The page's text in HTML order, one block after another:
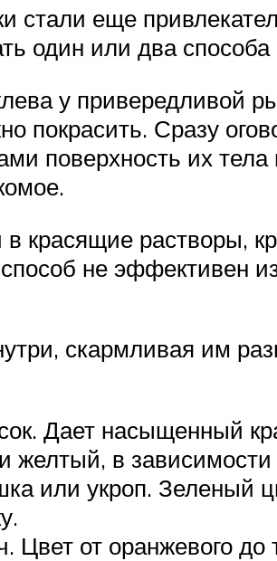
стали еще
один или два
у привередливой
покрасить. Сразу
поверхность их тела
красящие растворы,
не эффективен
скармливая им
Дает насыщенный
в зависимости
или укроп. Зеленый
Цвет от оранжевого до